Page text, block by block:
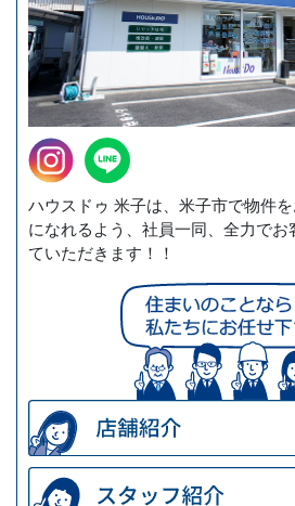
ハウスドゥ 米子は、米子市で物件
になれるよう、社員一同、全力で
ていただきます！！